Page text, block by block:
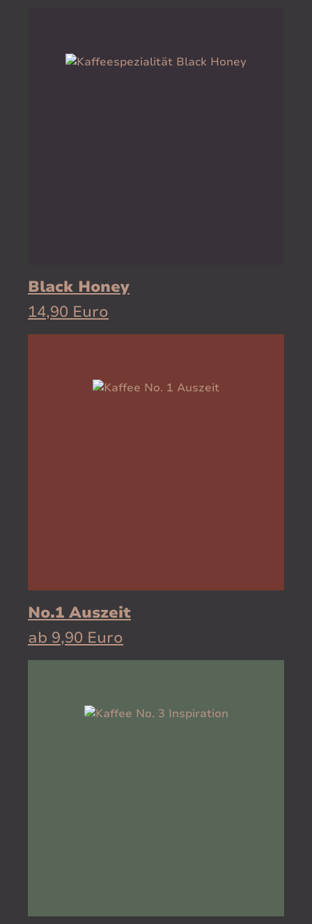
Black Honey
14,90 Euro
No.1 Auszeit
ab 9,90 Euro